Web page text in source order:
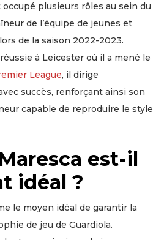
plusieurs rôles au sein du
de l’équipe de jeunes et
de la saison 2022-2023.
à Leicester où il a mené le
League, il dirige
succès, renforçant ainsi son
capable de reproduire le style
est-il
idéal ?
le moyen idéal de garantir la
de jeu de Guardiola.